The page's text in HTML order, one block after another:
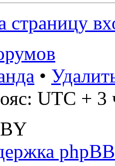
страницу
•
UTC + 3
phpBB